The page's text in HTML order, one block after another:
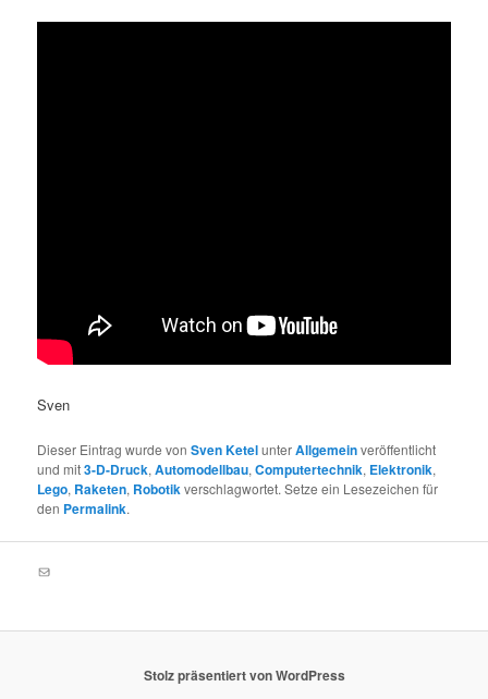
Sven
Dieser Eintrag wurde vonSven KetelunterAllgemeinveröffentlicht
und mit3-D-Druck,Automodellbau,Computertechnik, Elektronik,
Lego, Raketen, Robotik verschlagwortet. Setze ein Lesezeichen für
den Permalink.
E-Mail
Stolz präsentiert von WordPress